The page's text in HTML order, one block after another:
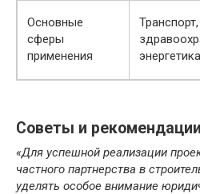
Основные
сферы
применения
Транспорт,
энергетика
Советы и
«Для успешной реализации
частного партнерства в
уделять особое внимание